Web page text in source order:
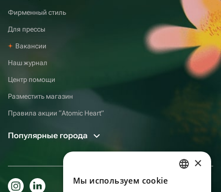
Фирменный стиль
Для прессы
Вакансии
Наш журнал
Центр помощи
Разместить магазин
Правила акции “Atomic Heart”
Популярные города
×
Мы используем сookie